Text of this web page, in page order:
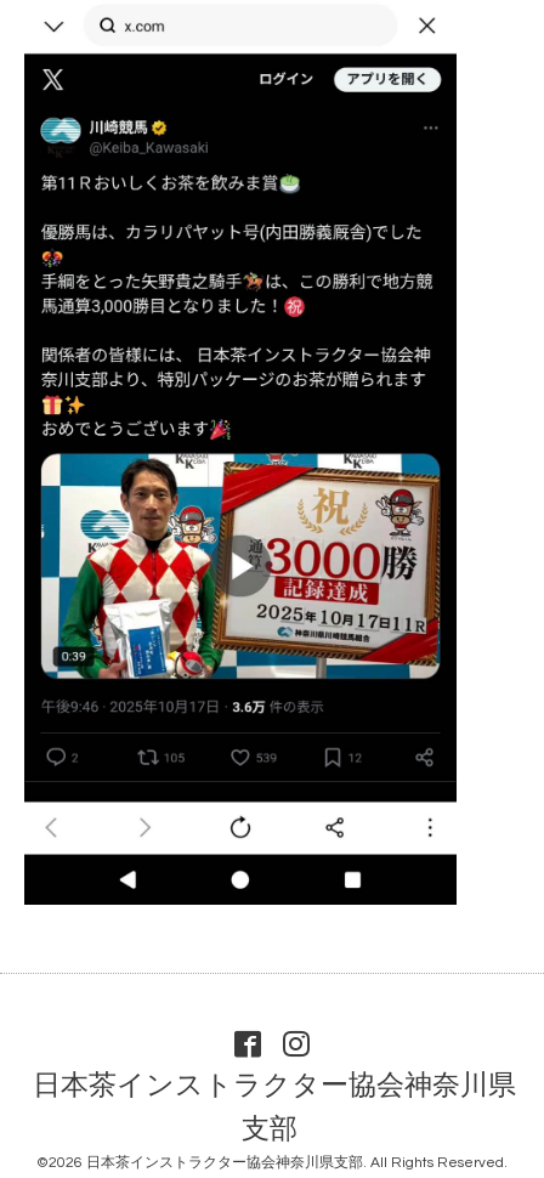
日本茶インストラクター協会神奈川県
支部
©2026 日本茶インストラクター協会神奈川県支部. All Rights Reserved.